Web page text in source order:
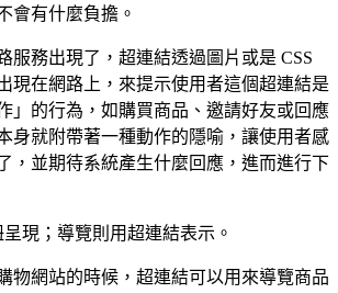
會有什麼負擔。
服務出現了，超連結透過圖片或是 CSS
現在網路上，來提示使用者這個超連結是
」的行為，如購買商品、邀請好友或回應
身就附帶著一種動作的隱喻，讓使用者感
，並期待系統產生什麼回應，進而進行下
現；導覽則用超連結表示。
物網站的時候，超連結可以用來導覽商品